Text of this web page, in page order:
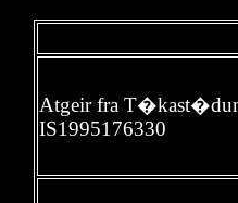
Atgeir fra
IS1995176330